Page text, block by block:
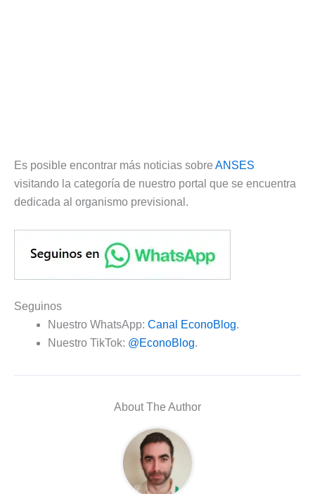
Es posible encontrar más noticias sobre ANSES
visitando la categoría de nuestro portal que se encuentra
dedicada al organismo previsional.
Seguinos
Nuestro WhatsApp: Canal EconoBlog.
Nuestro TikTok: @EconoBlog.
About The Author